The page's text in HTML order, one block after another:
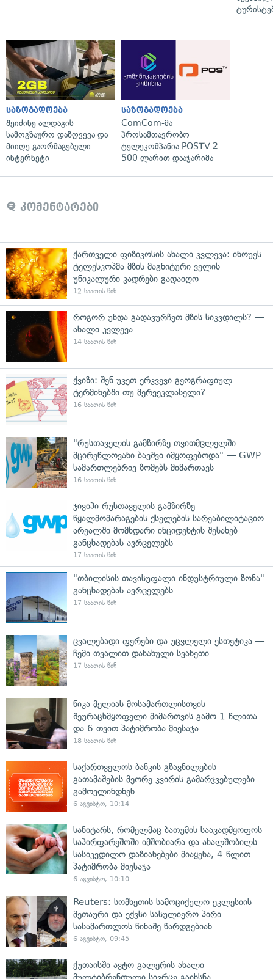
საზოგადოება
შეიძინე ალდაგის
სამოგზაურო დაზღვევა და
მიიღე გაორმაგებული
ინტერნეტი
საზოგადოება
ComCom-მა
პროსამთავრობო
ტელეკომპანია POSTV 2
500 ლარით დააჯარიმა
კომენტარები
ქართველი ფიზიკოსის ახალი კვლევა: ინოუეს
ტელესკოპმა მზის მაგნიტური ველის
უნიკალური კადრები გადაიღო
12 საათის წინ
როგორ უნდა გადავურჩეთ მზის სიკვდილს? —
ახალი კვლევა
14 საათის წინ
ქვიზი: შენ უკეთ ერკვევი გეოგრაფიულ
ტერმინებში თუ მერვეკლასელი?
16 საათის წინ
"რუსთაველის გამზირზე თვითმცლელში
მცირეწლოვანი ბავშვი იმყოფებოდა" — GWP
სამართლებრივ ზომებს მიმართავს
16 საათის წინ
ჯივიპი რუსთაველის გამზირზე
წყალმომარაგების ქსელების სარეაბილიტაციო
არეალში მომხდარი ინციდენტის შესახებ
განცხადებას ავრცელებს
17 საათის წინ
"თბილისის თავისუფალი ინდუსტრიული ზონა"
განცხადებას ავრცელებს
17 საათის წინ
ცვალებადი ფერები და უცვლელი ესთეტიკა —
ჩემი თვალით დანახული სვანეთი
17 საათის წინ
ნიკა მელიას მოსამართლისთვის
შეურაცხმყოფელი მიმართვის გამო 1 წლითა
და 6 თვით პატიმრობა მიესაჯა
18 საათის წინ
საქართველოს ბანკის გზავნილების
გათამაშების მეორე კვირის გამარჯვებულები
გამოვლინდნენ
6 აგვისტო, 10:14
სანიტარს, რომელმაც ბათუმის საავადმყოფოს
საპირფარეშოში იმშობიარა და ახალშობილს
სასიკვდილო დაზიანებები მიაყენა, 4 წლით
პატიმრობა მიესაჯა
6 აგვისტო, 10:10
Reuters: სომხეთის სამოციქულო ეკლესიის
მეთაური და ექვსი სასულიერო პირი
სასამართლოს წინაშე წარდგებიან
6 აგვისტო, 09:45
ქუთაისში ავტო გალერის ახალი